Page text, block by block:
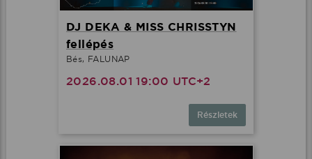
DJ DEKA & MISS CHRISSTYN
fellépés
Bés, FALUNAP
2026.08.01 19:00 UTC+2
Részletek